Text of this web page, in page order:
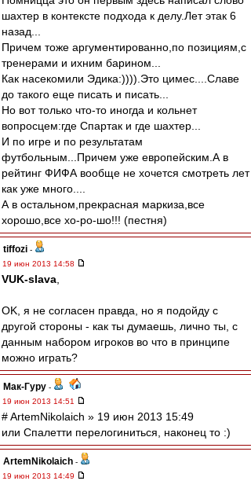
шахтер в контексте подхода к делу.Лет этак 6
назад...
Причем тоже аргументированно,по позициям,с
тренерами и ихним барином...
Как насекомили Эдика:)))).Это цимес....Славе
до такого еще писать и писать...
Но вот только что-то иногда и кольнет
вопросцем:где Спартак и где шахтер...
И по игре и по результатам
футбольным...Причем уже европейским.А в
рейтинг ФИФА вообще не хочется смотреть лет
как уже много....
А в остальном,прекрасная маркиза,все
хорошо,все хо-ро-шо!!! (пестня)
tiffozi -
19 июн 2013 14:58
VUK-slava
OK, я не согласен правда, но я подойду с
другой стороны - как ты думаешь, лично ты, с
данным набором игроков во что в принципе
можно играть?
Мак-Гуру -
19 июн 2013 14:51
# ArtemNikolaich » 19 июн 2013 15:49
или Спалетти перелогиниться, наконец то :)
ArtemNikolaich -
19 июн 2013 14:49